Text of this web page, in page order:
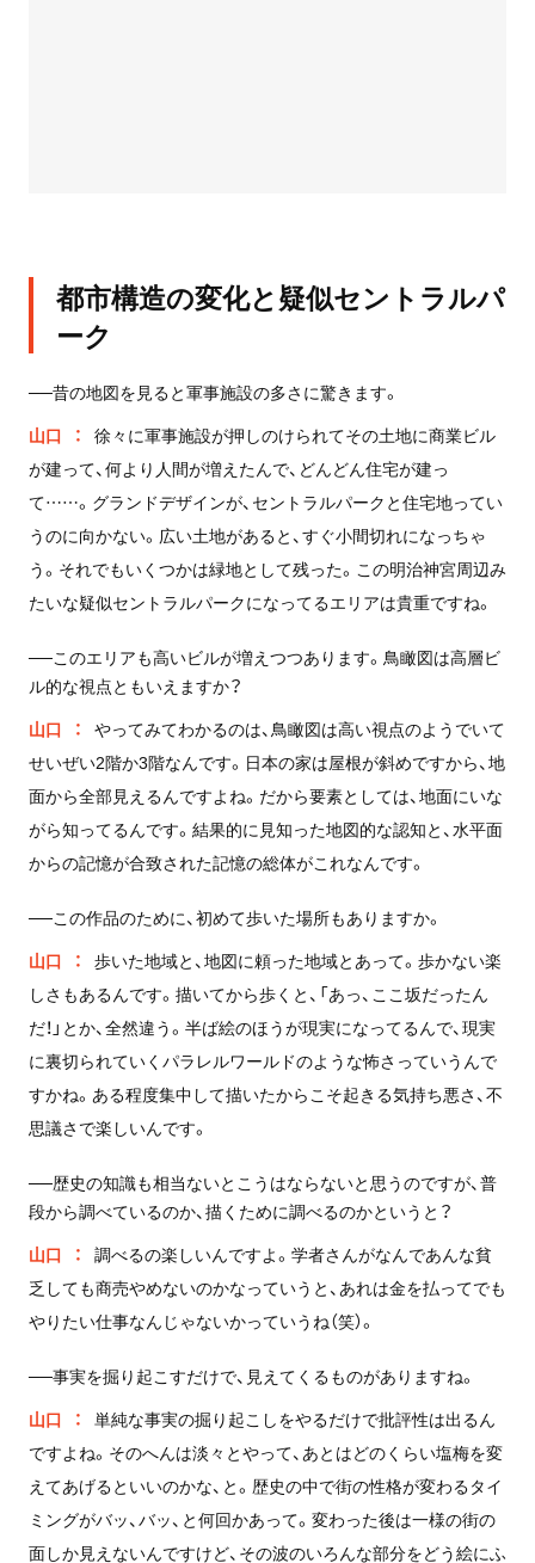
都市構造の変化と疑似セントラルパ
ーク
──昔の地図を見ると軍事施設の多さに驚きます。
山口
徐々に軍事施設が押しのけられてその土地に商業ビル
が建って、何より人間が増えたんで、どんどん住宅が建っ
て……。グランドデザインが、セントラルパークと住宅地ってい
うのに向かない。広い土地があると、すぐ小間切れになっちゃ
う。それでもいくつかは緑地として残った。この明治神宮周辺み
たいな疑似セントラルパークになってるエリアは貴重ですね。
──このエリアも高いビルが増えつつあります。鳥瞰図は高層ビ
ル的な視点ともいえますか？
山口
やってみてわかるのは、鳥瞰図は高い視点のようでいて
せいぜい2階か3階なんです。日本の家は屋根が斜めですから、地
面から全部見えるんですよね。だから要素としては、地面にいな
がら知ってるんです。結果的に見知った地図的な認知と、水平面
からの記憶が合致された記憶の総体がこれなんです。
──この作品のために、初めて歩いた場所もありますか。
山口
歩いた地域と、地図に頼った地域とあって。歩かない楽
しさもあるんです。描いてから歩くと、「あっ、ここ坂だったん
だ！」とか、全然違う。半ば絵のほうが現実になってるんで、現実
に裏切られていくパラレルワールドのような怖さっていうんで
すかね。ある程度集中して描いたからこそ起きる気持ち悪さ、不
思議さで楽しいんです。
──歴史の知識も相当ないとこうはならないと思うのですが、普
段から調べているのか、描くために調べるのかというと？
山口
調べるの楽しいんですよ。学者さんがなんであんな貧
乏しても商売やめないのかなっていうと、あれは金を払ってでも
やりたい仕事なんじゃないかっていうね（笑）。
──事実を掘り起こすだけで、見えてくるものがありますね。
山口
単純な事実の掘り起こしをやるだけで批評性は出るん
ですよね。そのへんは淡々とやって、あとはどのくらい塩梅を変
えてあげるといいのかな、と。歴史の中で街の性格が変わるタイ
ミングがバッ、バッ、と何回かあって。変わった後は一様の街の
面しか見えないんですけど、その波のいろんな部分をどう絵にふ